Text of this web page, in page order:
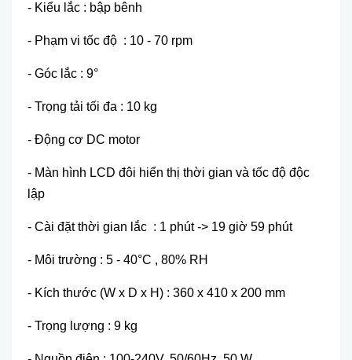
- Kiểu lắc : bập bênh
- Phạm vi tốc độ : 10 - 70 rpm
- Góc lắc : 9°
- Trọng tải tối đa : 10 kg
- Động cơ DC motor
- Màn hình LCD đôi hiển thị thời gian và tốc độ độc
lập
- Cài đặt thời gian lắc : 1 phút -> 19 giờ 59 phút
- Môi trường : 5 - 40°C , 80% RH
- Kích thước (W x D x H) : 360 x 410 x 200 mm
- Trọng lượng : 9 kg